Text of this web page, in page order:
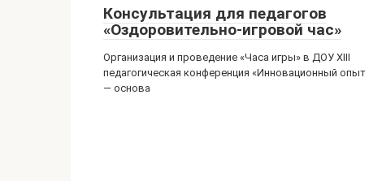
Консультация для педагогов
«Оздоровительно-игровой час»
Организация и проведение «Часа игры» в ДОУ XIII
педагогическая конференция «Инновационный опыт
— основа